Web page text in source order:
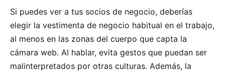
Si puedes ver a tus socios de negocio, deberías
elegir la vestimenta de negocio habitual en el trabajo,
al menos en las zonas del cuerpo que capta la
cámara web. Al hablar, evita gestos que puedan ser
malinterpretados por otras culturas. Además, la